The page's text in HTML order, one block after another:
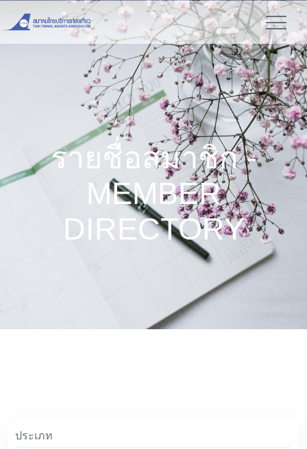
รายชื่อสมาชิก -
MEMBER
DIRECTORY
ประเภท